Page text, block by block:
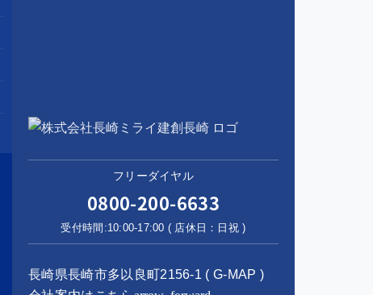
フリーダイヤル
0800-200-6633
受付時間:10:00-17:00 ( 店休日：日祝 )
長崎県長崎市多以良町2156-1 (G-MAP )